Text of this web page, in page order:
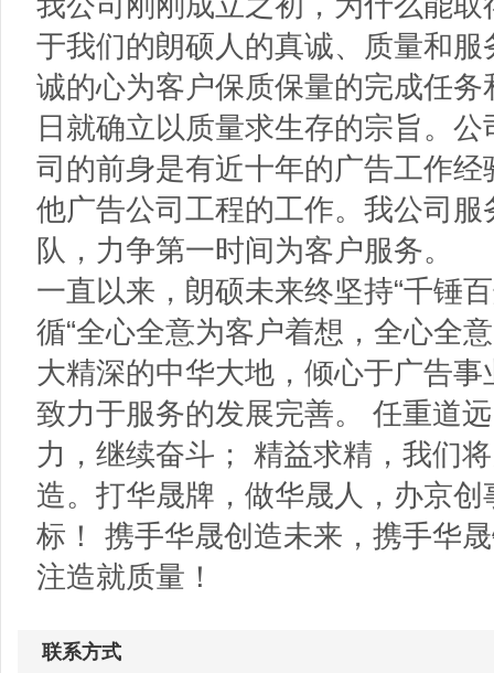
于我们的朗硕人的真诚、质量和
诚的心为客户保质保量的完成任
日就确立以质量求生存的宗旨。
司的前身是有近十年的广告工作
他广告公司工程的工作。我公司
队，力争第一时间为客户服务。
一直以来，朗硕未来终坚持“千锤
循“全心全意为客户着想，全心全
大精深的中华大地，倾心于广告
致力于服务的发展完善。 任重道
力，继续奋斗； 精益求精，我们
造。打华晟牌，做华晟人，办京
标！ 携手华晟创造未来，携手华
注造就质量！
联系方式